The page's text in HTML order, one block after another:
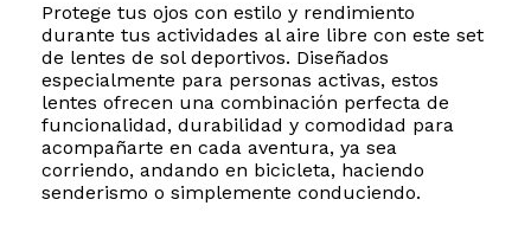
Protege tus ojos con estilo y rendimiento
durante tus actividades al aire libre con este set
de lentes de sol deportivos. Diseñados
especialmente para personas activas, estos
lentes ofrecen una combinación perfecta de
funcionalidad, durabilidad y comodidad para
acompañarte en cada aventura, ya sea
corriendo, andando en bicicleta, haciendo
senderismo o simplemente conduciendo.